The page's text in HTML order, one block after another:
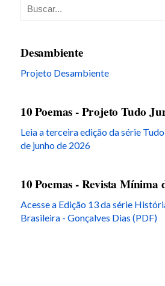
Desambiente
Projeto Desambiente
10 Poemas - Projeto Tudo
Leia a terceira edição da série
de junho de 2026
10 Poemas - Revista Mínima
Acesse a Edição 13 da série
Brasileira - Gonçalves Dias (PDF)